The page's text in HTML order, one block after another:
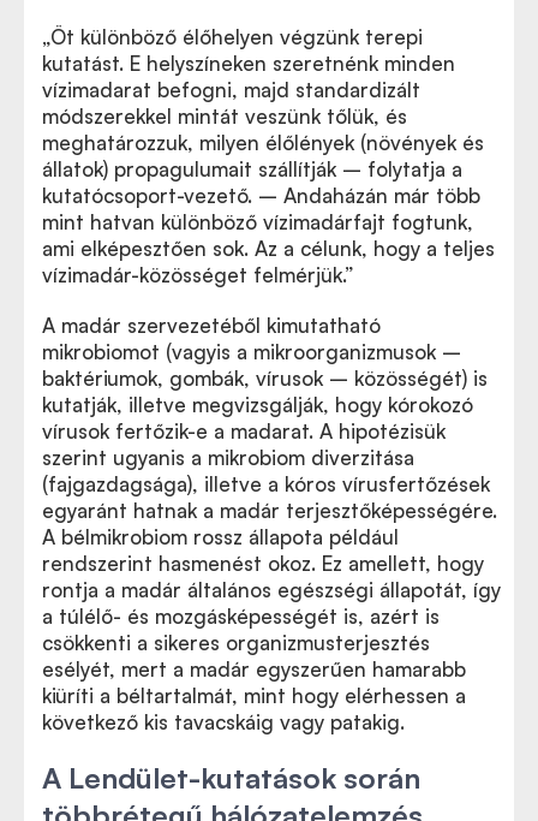
„Öt különböző élőhelyen végzünk terepi
kutatást. E helyszíneken szeretnénk minden
vízimadarat befogni, majd standardizált
módszerekkel mintát veszünk tőlük, és
meghatározzuk, milyen élőlények (növények és
állatok) propagulumait szállítják – folytatja a
kutatócsoport-vezető. – Andaházán már több
mint hatvan különböző vízimadárfajt fogtunk,
ami elképesztően sok. Az a célunk, hogy a teljes
vízimadár-közösséget felmérjük.”
A madár szervezetéből kimutatható
mikrobiomot (vagyis a mikroorganizmusok –
baktériumok, gombák, vírusok – közösségét) is
kutatják, illetve megvizsgálják, hogy kórokozó
vírusok fertőzik-e a madarat. A hipotézisük
szerint ugyanis a mikrobiom diverzitása
(fajgazdagsága), illetve a kóros vírusfertőzések
egyaránt hatnak a madár terjesztőképességére.
A bélmikrobiom rossz állapota például
rendszerint hasmenést okoz. Ez amellett, hogy
rontja a madár általános egészségi állapotát, így
a túlélő- és mozgásképességét is, azért is
csökkenti a sikeres organizmusterjesztés
esélyét, mert a madár egyszerűen hamarabb
kiüríti a béltartalmát, mint hogy elérhessen a
következő kis tavacskáig vagy patakig.
A Lendület-kutatások során